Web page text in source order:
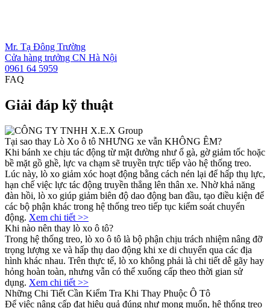
Mr. Tạ Đông Trường
Cửa hàng trưởng CN Hà Nội
0961 64 5959
FAQ
Giải đáp kỹ thuật
Tại sao thay Lò Xo ô tô NHƯNG xe vẫn KHÔNG ÊM?
Khi bánh xe chịu tác động từ mặt đường như ổ gà, gờ giảm tốc hoặc
bề mặt gồ ghề, lực va chạm sẽ truyền trực tiếp vào hệ thống treo.
Lúc này, lò xo giảm xóc hoạt động bằng cách nén lại để hấp thụ lực,
hạn chế việc lực tác động truyền thẳng lên thân xe. Nhờ khả năng
đàn hồi, lò xo giúp giảm biên độ dao động ban đầu, tạo điều kiện để
các bộ phận khác trong hệ thống treo tiếp tục kiểm soát chuyển
động. Xem chi tiết >>
Khi nào nên thay lò xo ô tô?
Trong hệ thống treo, lò xo ô tô là bộ phận chịu trách nhiệm nâng đỡ
trọng lượng xe và hấp thụ dao động khi xe di chuyển qua các địa
hình khác nhau. Trên thực tế, lò xo không phải là chi tiết dễ gãy hay
hỏng hoàn toàn, nhưng vẫn có thể xuống cấp theo thời gian sử
dụng. Xem chi tiết >>
Những Chi Tiết Cần Kiểm Tra Khi Thay Phuộc Ô Tô
Để việc nâng cấp đạt hiệu quả đúng như mong muốn, hệ thống treo